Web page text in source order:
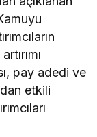
pay adedi ve
etkili